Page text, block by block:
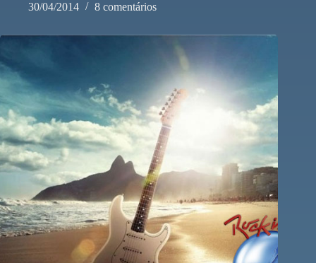
30/04/2014
8 comentários